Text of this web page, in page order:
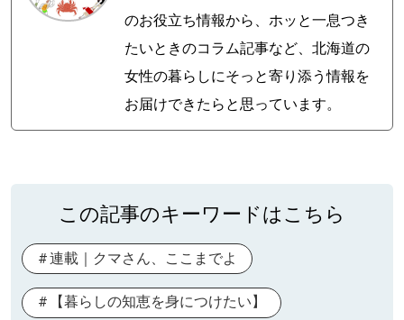
のお役立ち情報から、ホッと一息つき
たいときのコラム記事など、北海道の
女性の暮らしにそっと寄り添う情報を
お届けできたらと思っています。
この記事のキーワードはこちら
連載｜クマさん、ここまでよ
【暮らしの知恵を身につけたい】